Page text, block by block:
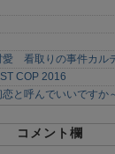
愛 看取りの事件カル
COP 2016
恋と呼んでいいです
コメント欄